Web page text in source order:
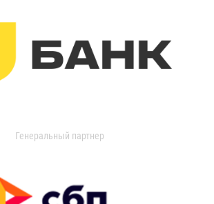
Генеральный партнер